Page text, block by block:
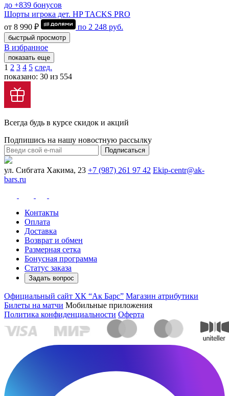
до +839 бонусов
Шорты игрока дет. HP TACKS PRO
от 8 990 ₽
по 2 248 руб.
быстрый просмотр
В избранное
показать еще
1 2 3 4 5 след.
показано: 30 из 554
Всегда будь в курсе скидок и акций
Подпишись на нашу новостную рассылку
Подписаться
ул. Сибгата Хакима, 23 +7 (987) 261 97 42 Ekip-centr@ak-
bars.ru
Контакты
Оплата
Доставка
Возврат и обмен
Размерная сетка
Бонусная программа
Статус заказа
Задать вопрос
Официальный сайт ХК “Ак Барс” Магазин атрибутики
Билеты на матчи Мобильные приложения
Политика конфиденциальности Оферта